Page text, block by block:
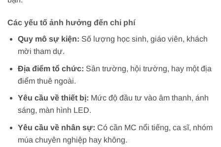
Các yếu tố ảnh hưởng đến chi phí
Quy mô sự kiện: Số lượng học sinh, giáo viên, khách
mời tham dự.
Địa điểm tổ chức: Sân trường, hội trường, hay một địa
điểm thuê ngoài.
Yêu cầu về thiết bị: Mức độ đầu tư vào âm thanh, ánh
sáng, màn hình LED.
Yêu cầu về nhân sự: Có cần MC nổi tiếng, ca sĩ, nhóm
múa chuyên nghiệp hay không.